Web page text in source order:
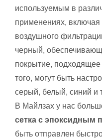
используемым в
применениях,
воздушного
черный,
покрытие,
того, могут быть
серый, белый, синий и
В Майлзах у нас
сетка с эпоксидным
быть отправлен